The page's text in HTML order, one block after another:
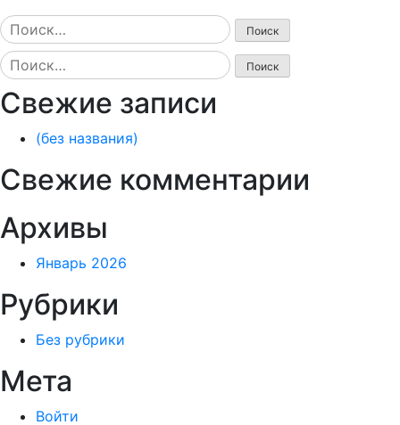
Найти:
Найти:
Свежие записи
(без названия)
Свежие комментарии
Архивы
Январь 2026
Рубрики
Без рубрики
Мета
Войти